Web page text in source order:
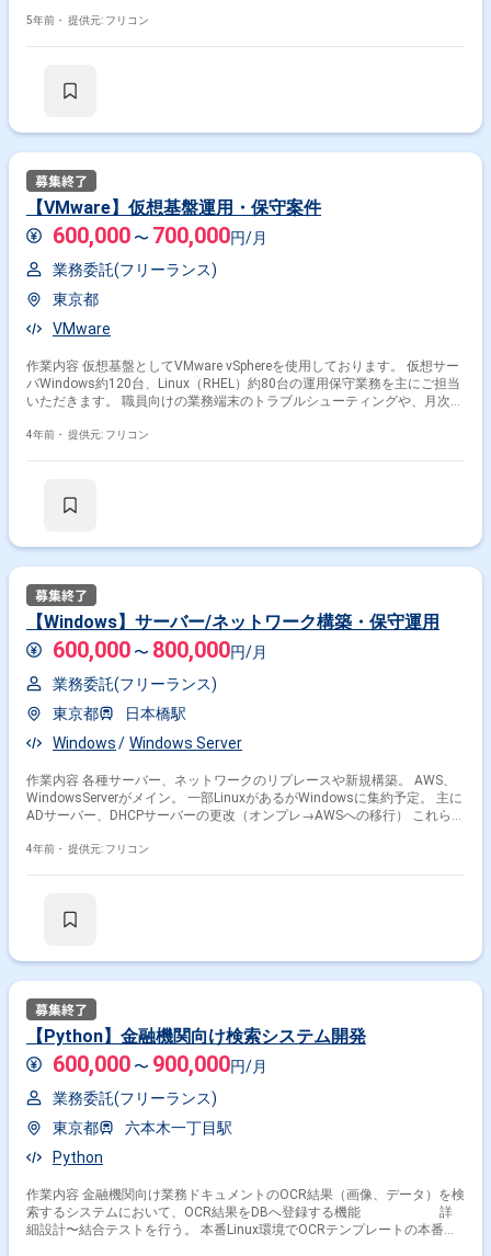
5年前・ 提供元: フリコン
【VMware】仮想基盤運用・保守案件
600,000 〜 700,000円/月
業務委託(フリーランス)
東京都
VMware
作業内容 仮想基盤としてVMware vSphereを使用しております。 仮想サー
バWindows約120台、Linux（RHEL）約80台の運用保守業務を主にご担当
いただきます。 職員向けの業務端末のトラブルシューティングや、月次で
4年前・ 提供元: フリコン
【Windows】サーバー/ネットワーク構築・保守運用
600,000 〜 800,000円/月
業務委託(フリーランス)
東京都
日本橋駅
Windows
Windows Server
作業内容 各種サーバー、ネットワークのリプレースや新規構築。 AWS、
WindowsServerがメイン。 一部LinuxがあるがWindowsに集約予定。 主に
ADサーバー、DHCPサーバーの更改（オンプレ→AWSへの移行） これらの
4年前・ 提供元: フリコン
【Python】金融機関向け検索システム開発
600,000 〜 900,000円/月
業務委託(フリーランス)
東京都
六本木一丁目駅
Python
作業内容 金融機関向け業務ドキュメントのOCR結果（画像、データ）を検
索するシステムにおいて、OCR結果をDBへ登録する機能 詳
細設計〜結合テストを行う。 本番Linux環境でOCRテンプレートの本番適